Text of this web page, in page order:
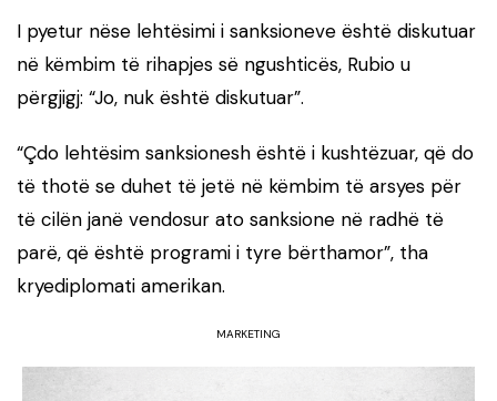
I pyetur nëse lehtësimi i sanksioneve është diskutuar
në këmbim të rihapjes së ngushticës, Rubio u
përgjigj: “Jo, nuk është diskutuar”.
“Çdo lehtësim sanksionesh është i kushtëzuar, që do
të thotë se duhet të jetë në këmbim të arsyes për
të cilën janë vendosur ato sanksione në radhë të
parë, që është programi i tyre bërthamor”, tha
kryediplomati amerikan.
MARKETING